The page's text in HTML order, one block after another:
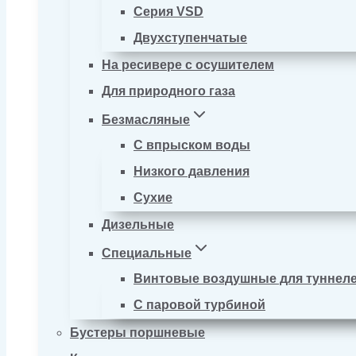
Серия VSD
Двухступенчатые
На ресивере с осушителем
Для природного газа
Безмасляные
С впрыском воды
Низкого давления
Сухие
Дизельные
Специальные
Винтовые воздушные для
С паровой турбиной
Бустеры поршневые